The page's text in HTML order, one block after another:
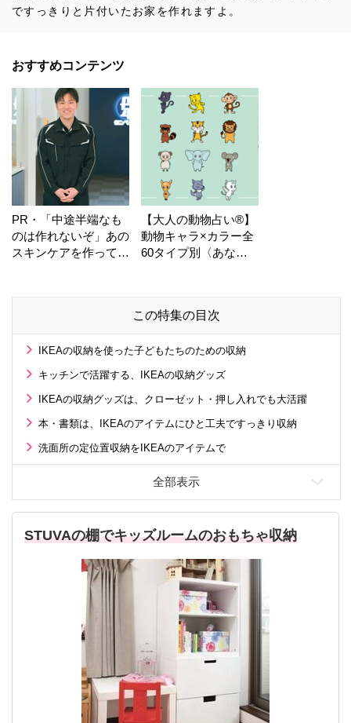
ですっきりと片付いたお家を作れますよ。
おすすめコンテンツ
PR・「中途半端なも
のは作れないぞ」あの
スキンケアを作ってい
【大人の動物占い®】
動物キャラ×カラー全
60タイプ別〈あなた
この特集の目次
IKEAの収納を使った子どもたちのための収納
キッチンで活躍する、IKEAの収納グッズ
IKEAの収納グッズは、クローゼット・押し入れでも大活躍
本・書類は、IKEAのアイテムにひと工夫ですっきり収納
洗面所の定位置収納をIKEAのアイテムで
STUVAの棚でキッズルームのおもちゃ収納